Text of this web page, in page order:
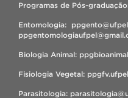
Programas de Pós-
Entomologia:
Biologia Animal:
Fisiologia Vegetal:
Parasitologia: